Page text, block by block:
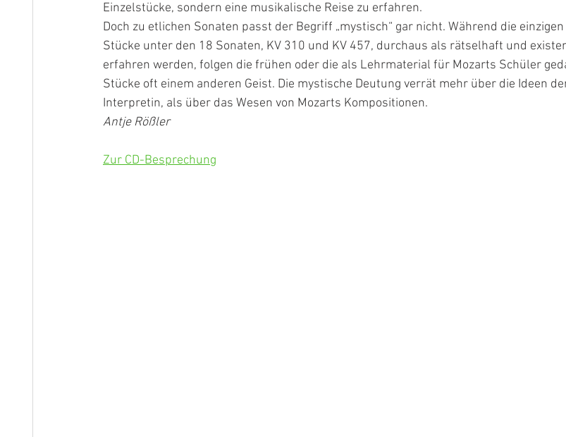
Einzelstücke, sondern eine musikalische Reise zu erfahren.
Doch zu etlichen Sonaten passt der Begriff „mystisch“ gar nicht. Während die
Stücke unter den 18 Sonaten, KV 310 und KV 457, durchaus als rätselhaft und
erfahren werden, folgen die frühen oder die als Lehrmaterial für Mozarts Schüler
Stücke oft einem anderen Geist. Die mystische Deutung verrät mehr über die Ideen
Interpretin, als über das Wesen von Mozarts Kompositionen.
Antje Rößler
Zur CD-Besprechung